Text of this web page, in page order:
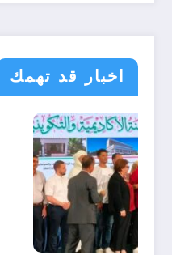
اخبار قد تهمك
الولايات